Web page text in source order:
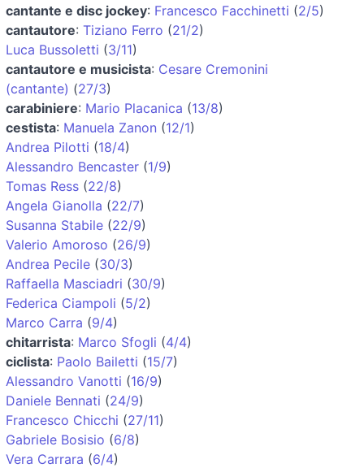
cantante e disc jockey: Francesco Facchinetti (2/5)
cantautore: Tiziano Ferro (21/2)
Luca Bussoletti (3/11)
cantautore e musicista: Cesare Cremonini
(cantante) (27/3)
carabiniere: Mario Placanica (13/8)
cestista: Manuela Zanon (12/1)
Andrea Pilotti (18/4)
Alessandro Bencaster (1/9)
Tomas Ress (22/8)
Angela Gianolla (22/7)
Susanna Stabile (22/9)
Valerio Amoroso (26/9)
Andrea Pecile (30/3)
Raffaella Masciadri (30/9)
Federica Ciampoli (5/2)
Marco Carra (9/4)
chitarrista: Marco Sfogli (4/4)
ciclista: Paolo Bailetti (15/7)
Alessandro Vanotti (16/9)
Daniele Bennati (24/9)
Francesco Chicchi (27/11)
Gabriele Bosisio (6/8)
Vera Carrara (6/4)